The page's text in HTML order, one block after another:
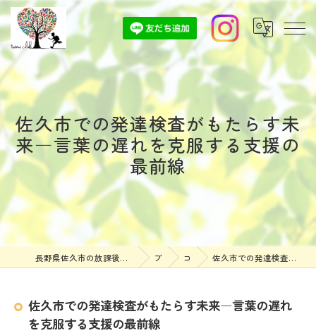
佐久市での発達検査がもたらす未
来―言葉の遅れを克服する支援の
最前線
長野県佐久市の放課後等デイサービスなら放課後等デイサービスついんずくらぶ ブログ コラム 佐久市での発達検査がもたらす未来―言葉の遅れを克服する支援の最前線
佐久市での発達検査がもたらす未来―言葉の遅れ
を克服する支援の最前線